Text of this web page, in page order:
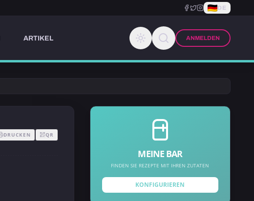
DE
ARTIKEL ANMELDEN
DRUCKEN QR
MEINE BAR
FINDEN SIE REZEPTE MIT IHREN ZUTATEN
KONFIGURIEREN